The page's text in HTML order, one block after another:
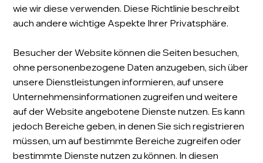
wie wir diese verwenden. Diese Richtlinie beschreibt
auch andere wichtige Aspekte Ihrer Privatsphäre.
Besucher der Website können die Seiten besuchen,
ohne personenbezogene Daten anzugeben, sich über
unsere Dienstleistungen informieren, auf unsere
Unternehmensinformationen zugreifen und weitere
auf der Website angebotene Dienste nutzen. Es kann
jedoch Bereiche geben, in denen Sie sich registrieren
müssen, um auf bestimmte Bereiche zugreifen oder
bestimmte Dienste nutzen zu können. In diesen